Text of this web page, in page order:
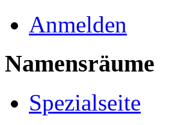
Anmelden
Namensräume
Spezialseite